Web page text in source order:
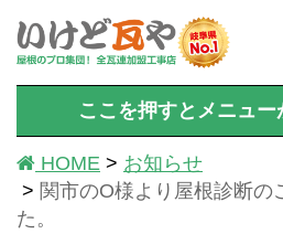
ここを押すとメニュ
HOME
お知らせ
関市のO様より屋根診断の
た。